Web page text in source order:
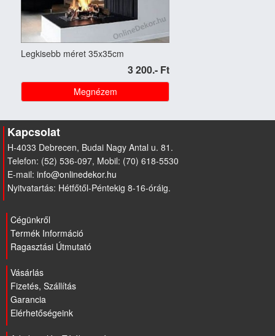
Legkisebb méret 35x35cm
3 200.- Ft
Megnézem
Kapcsolat
H-4033 Debrecen, Budai Nagy Antal u. 81.
Telefon: (52) 536-097, Mobil: (70) 618-5530
E-mail:
Nyitvatartás: Hétfőtől-Péntekig 8-16-óráig.
Cégünkről
Termék Információ
Ragasztási Útmutató
Vásárlás
Fizetés, Szállítás
Garancia
Elérhetőségeink